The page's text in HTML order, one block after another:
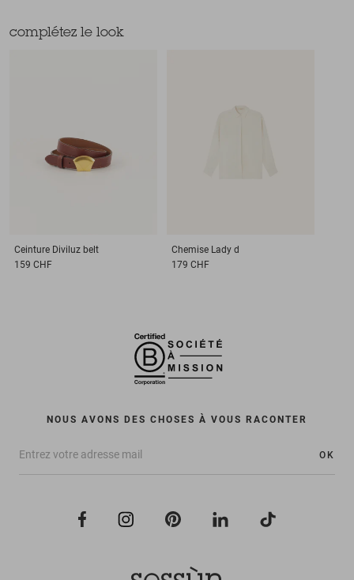
complétez le look
Ceinture Diviluz belt
159 CHF
Chemise Lady d
179 CHF
NOUS AVONS DES CHOSES À VOUS RACONTER
OK